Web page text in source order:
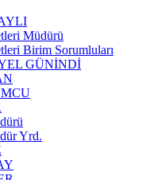
Müdürü
Birim Sorumluları
GÜNİNDİ
Yrd.